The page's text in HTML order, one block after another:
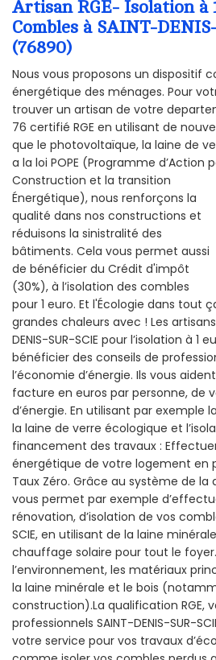
Artisan RGE- Isolation à
Combles à SAINT-
(76890)
Nous vous proposons un dispositif
énergétique des ménages. Pour
trouver un artisan de votre
76 certifié RGE en utilisant de
que le photovoltaïque, la laine de
a la loi POPE (Programme d’Action
Construction et la transition
Énergétique), nous renforçons la
qualité dans nos constructions et
réduisons la sinistralité des
bâtiments. Cela vous permet aussi
de bénéficier du Crédit d'impôt
(30%), à l’isolation des combles
pour 1 euro. Et l'Écologie dans tout
grandes chaleurs avec ! Les artisans
DENIS-SUR-SCIE pour l’isolation à
bénéficier des conseils de
l’économie d’énergie. Ils vous
facture en euros par personne, de
d’énergie. En utilisant par exemple
la laine de verre écologique et
financement des travaux :
énergétique de votre logement en
Taux Zéro. Grâce au système de la
vous permet par exemple
rénovation, d’isolation de vos
SCIE, en utilisant de la laine
chauffage solaire pour tout le
l’environnement, les matériaux
la laine minérale et le bois
construction).La qualification RGE,
professionnels SAINT-DENIS-SUR-
votre service pour vos travaux